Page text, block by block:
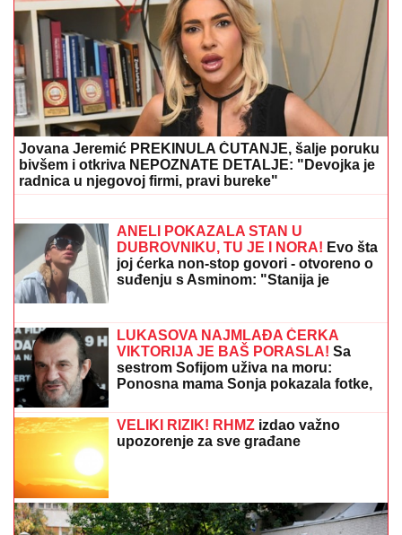
"ASMIN ŠALJE LJUDE, STANIJA ĆE DA IZGUBI
VIZU"Uroš Stanić o ulasku u Elitu 10, pretnjama i
tužbama: "Zaradiću 200.000 evra, idem u američku
ambasadu"
PROVERE U NOMADSKIM
KAMPOVIMA:Velika akcija policije
širom Italije
PORODILA SE ZVEZDA GRANDA
Plavokosa pevačica donela na svet
ZNAČENJEM
"PORODICI SAM PORUČILA - NE ŽELIM DA UMREM"
Voditeljka o najvećoj intimi: "Doktori su odmah
zakazali operaciju kad su shvatili stanje stvari", ovo je
samo jednom pričala
SPECIJALNA VEČERAMatora okupila